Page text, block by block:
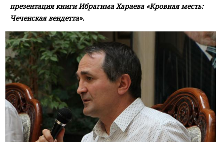
презентация книги Ибрагима Хараева «Кровная месть:
Чеченская вендетта».